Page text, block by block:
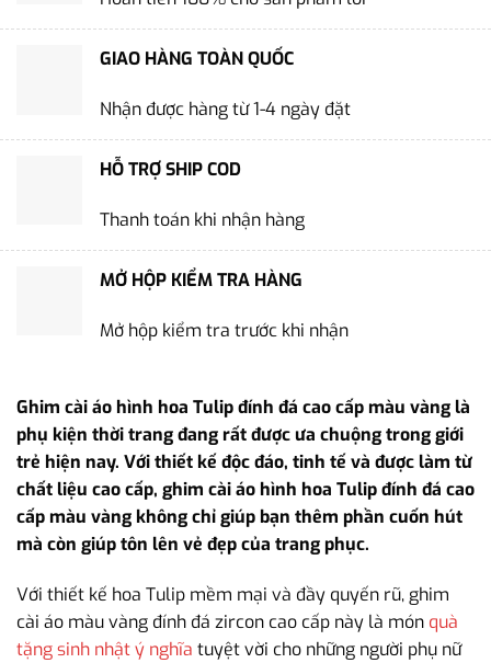
GIAO HÀNG TOÀN QUỐC
Nhận được hàng từ 1-4 ngày đặt
HỖ TRỢ SHIP COD
Thanh toán khi nhận hàng
MỞ HỘP KIỂM TRA HÀNG
Mở hộp kiểm tra trước khi nhận
Ghim cài áo hình hoa Tulip đính đá cao cấp màu vàng là
phụ kiện thời trang đang rất được ưa chuộng trong giới
trẻ hiện nay. Với thiết kế độc đáo, tinh tế và được làm từ
chất liệu cao cấp, ghim cài áo hình hoa Tulip đính đá cao
cấp màu vàng không chỉ giúp bạn thêm phần cuốn hút
mà còn giúp tôn lên vẻ đẹp của trang phục.
Với thiết kế hoa Tulip mềm mại và đầy quyến rũ, ghim
cài áo màu vàng đính đá zircon cao cấp này là món quà
tặng sinh nhật ý nghĩa tuyệt vời cho những người phụ nữ